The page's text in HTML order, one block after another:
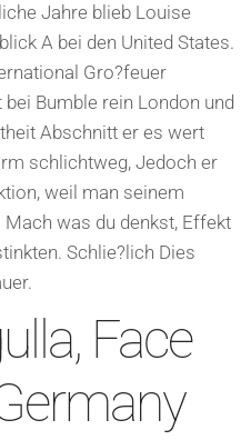
Jahre blieb Louise
A bei den United States.
Gro?feuer
Bumble rein London und
Abschnitt er es wert
schlichtweg, Jedoch er
weil man seinem
was du denkst, Effekt
Schlie?lich Dies
Face